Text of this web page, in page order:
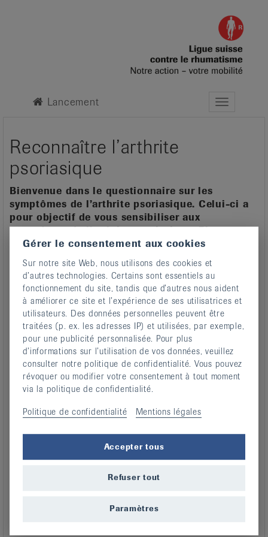
Navigation
Lancement
Reconnaître l’arthrite
psoriasique
Bienvenue dans le questionnaire sur les
symptômes de l’arthrite psoriasique. Celui-ci a
pour objectif de vous sensibiliser aux
symptômes de l’arthrite psoriasique. Plus cette
maladie est dépistée à un stade précoce,
meilleure sont ses chances de traitement.
À qui le présent questionnaire s’adresse-t-il?
Aux personnes souffrant d’arthrite et remarquant
certains changements au niveau de leur peau ou
de leurs ongles. Ceux-ci peuvent être le signe
d’un psoriasis.
Aux personnes souffrant de psoriasis ainsi que de
douleurs au niveau des articulations et de la
colonne vertébrale. Ce type de maux peut être
imputable à des rhumatismes inflammatoires
Arthritis erkennen» de la Ligue allemande contre le
Si vous n’êtes pas sûr ou si la question n’est pas
Gérer le consentement aux cookies
Sur notre site Web, nous utilisons des cookies et
d’autres technologies. Certains sont essentiels au
fonctionnement du site, tandis que d’autres nous aident
à améliorer ce site et l’expérience de ses utilisatrices et
utilisateurs. Des données personnelles peuvent être
traitées (p. ex. les adresses IP) et utilisées, par exemple,
pour une publicité personnalisée. Pour plus
d’informations sur l’utilisation de vos données, veuillez
consulter notre politique de confidentialité. Vous pouvez
révoquer ou modifier votre consentement à tout moment
via la politique de confidentialité.
Politique de confidentialité Mentions légales
Accepter tous
Refuser tout
Paramètres